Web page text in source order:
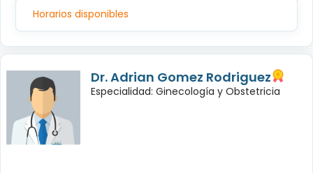
Horarios disponibles
Dr. Adrian Gomez Rodriguez
Especialidad: Ginecología y Obstetricia